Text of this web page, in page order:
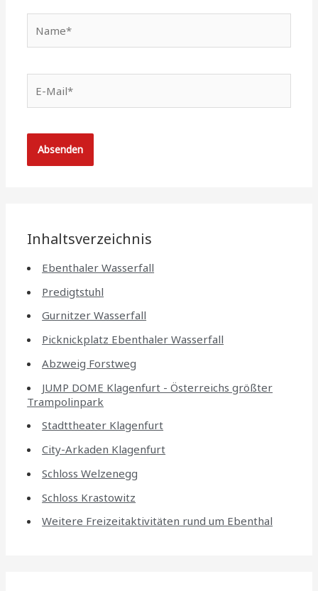
Mail*
Inhaltsverzeichnis
Ebenthaler Wasserfall
Predigtstuhl
Gurnitzer Wasserfall
Picknickplatz Ebenthaler Wasserfall
Abzweig Forstweg
JUMP DOME Klagenfurt - Österreichs größter
Trampolinpark
Stadttheater Klagenfurt
City-Arkaden Klagenfurt
Schloss Welzenegg
Schloss Krastowitz
Weitere Freizeitaktivitäten rund um Ebenthal